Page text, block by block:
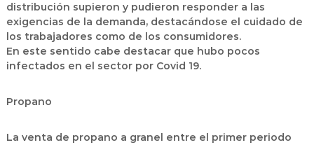
distribución supieron y pudieron responder a las
exigencias de la demanda, destacándose el cuidado de
los trabajadores como de los consumidores.
En este sentido cabe destacar que hubo pocos
infectados en el sector por Covid 19.
Propano
La venta de propano a granel entre el primer periodo